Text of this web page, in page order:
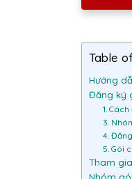
Table
Hướng
Đăng ký
1.
3.
4.
5. Gói
Tham